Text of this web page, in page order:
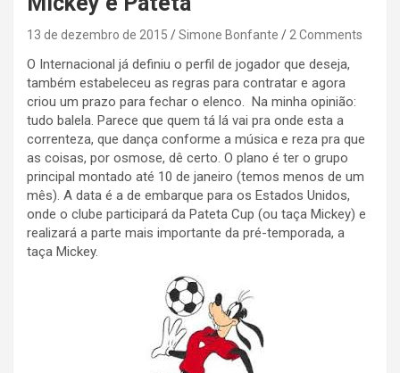
13 de dezembro de 2015 Simone Bonfante 2 Comments
O Internacional já definiu o perfil de jogador que deseja,
também estabeleceu as regras para contratar e agora
criou um prazo para fechar o elenco. Na minha opinião:
tudo balela. Parece que quem tá lá vai pra onde esta a
correnteza, que dança conforme a música e reza pra que
as coisas, por osmose, dê certo. O plano é ter o grupo
principal montado até 10 de janeiro (temos menos de um
mês). A data é a de embarque para os Estados Unidos,
onde o clube participará da Pateta Cup (ou taça Mickey) e
realizará a parte mais importante da pré-temporada, a
taça Mickey.